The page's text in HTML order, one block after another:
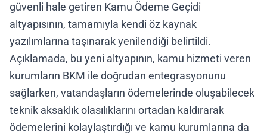
güvenli hale getiren Kamu Ödeme Geçidi
altyapısının, tamamıyla kendi öz kaynak
yazılımlarına taşınarak yenilendiği belirtildi.
Açıklamada, bu yeni altyapının, kamu hizmeti veren
kurumların BKM ile doğrudan entegrasyonunu
sağlarken, vatandaşların ödemelerinde oluşabilecek
teknik aksaklık olasılıklarını ortadan kaldırarak
ödemelerini kolaylaştırdığı ve kamu kurumlarına da